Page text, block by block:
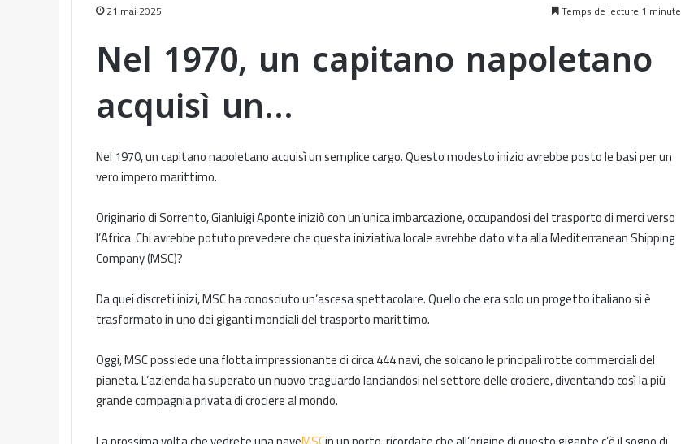
21 mai 2025 Temps de lecture 1 minute
Nel 1970, un capitano napoletano
acquisì un…
Nel 1970, un capitano napoletano acquisì un semplice cargo. Questo modesto inizio avrebbe posto le basi per un
vero impero marittimo.
Originario di Sorrento, Gianluigi Aponte iniziò con un’unica imbarcazione, occupandosi del trasporto di merci verso
l’Africa. Chi avrebbe potuto prevedere che questa iniziativa locale avrebbe dato vita alla Mediterranean Shipping
Company (MSC)?
Da quei discreti inizi, MSC ha conosciuto un’ascesa spettacolare. Quello che era solo un progetto italiano si è
trasformato in uno dei giganti mondiali del trasporto marittimo.
Oggi, MSC possiede una flotta impressionante di circa 444 navi, che solcano le principali rotte commerciali del
pianeta. L’azienda ha superato un nuovo traguardo lanciandosi nel settore delle crociere, diventando così la più
grande compagnia privata di crociere al mondo.